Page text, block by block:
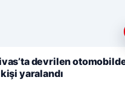
devrilen
yaralandı